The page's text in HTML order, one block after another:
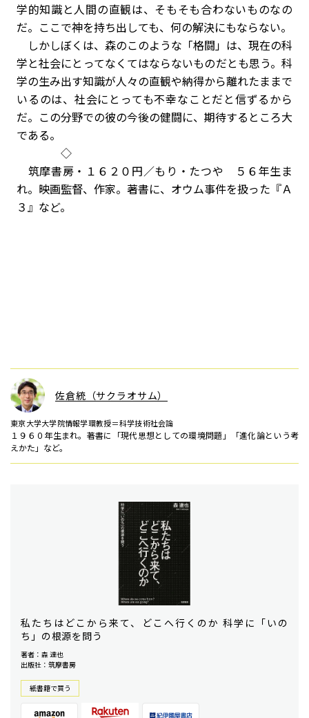
学的知識と人間の直観は、そもそも合わないものなの
だ。ここで神を持ち出しても、何の解決にもならない。
しかしぼくは、森のこのような「格闘」は、現在の科
学と社会にとってなくてはならないものだとも思う。科
学の生み出す知識が人々の直観や納得から離れたままで
いるのは、社会にとっても不幸なことだと信ずるから
だ。この分野での彼の今後の健闘に、期待するところ大
である。
◇
筑摩書房・１６２０円／もり・たつや ５６年生ま
れ。映画監督、作家。著書に、オウム事件を扱った『Ａ
３』など。
佐倉統（サクラオサム）
東京大学大学院情報学環教授＝科学技術社会論
１９６０年生まれ。著書に「現代思想としての環境問題」「進化論という考
えかた」など。
私たちはどこから来て、どこへ行くのか 科学に「いの
ち」の根源を問う
著者：森 達也
出版社：筑摩書房
紙書籍で買う